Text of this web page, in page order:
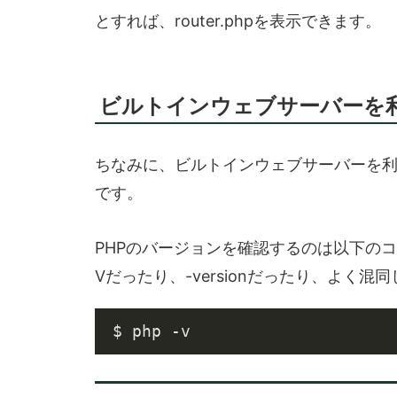
とすれば、router.phpを表示できます。
ビルトインウェブサーバー
ちなみに、ビルトインウェブサーバーを
です。
PHPのバージョンを確認するのは以下の
Vだったり、-versionだったり、よく混同